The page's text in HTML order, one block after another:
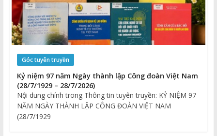
Góc tuyên truyền
Kỷ niệm 97 năm Ngày thành lập Công đoàn Việt Nam
(28/7/1929 – 28/7/2026)
Nội dung chính trong Thông tin tuyên truyền: KỶ NIỆM 97
NĂM NGÀY THÀNH LẬP CÔNG ĐOÀN VIỆT NAM
(28/7/1929